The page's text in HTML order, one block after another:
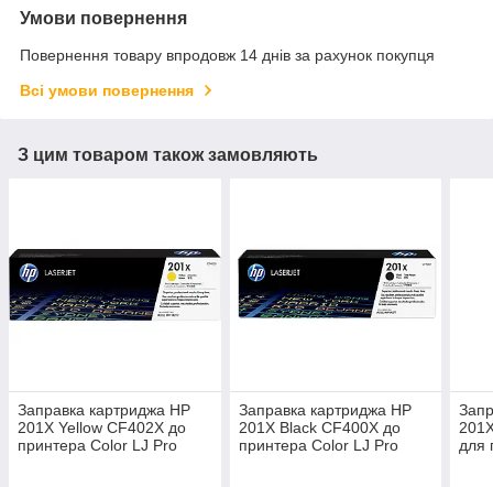
Умови повернення
Повернення товару впродовж 14 днів за рахунок покупця
Всі умови повернення
З цим товаром також замовляють
Заправка картриджа HP
201X Yellow CF402X до
принтера Color LJ Pro
Заправка картриджа HP
201X Black CF400X до
принтера Color LJ Pro
для